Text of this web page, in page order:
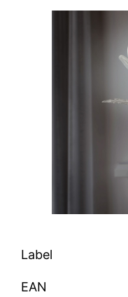
Label
EAN